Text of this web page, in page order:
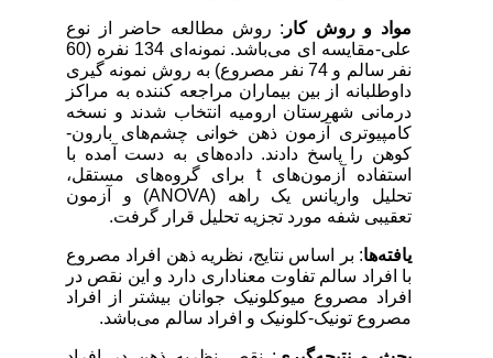
مواد و روش کار: روش مطالعه حاضر از نوع
علی-مقایسه ای می‌باشد. نمونه‌ای 134 نفره (60
نفر سالم و 74 نفر مصروع) به روش نمونه گیری
داوطلبانه از بین بیماران مراجعه کننده به مراکز
درمانی شهرستان ارومیه انتخاب شدند و نسخه
کامپیوتری آزمون ذهن خوانی چشم‌های بارون-
کوهن را پاسخ دادند. داده‌های به دست آمده با
استفاده آزمون‌هایt برای گروه‌های مستقل،
تحلیل واریانس یک راهه (
ANOVA) و آزمون
تعقیبی شفه مورد تجزیه تحلیل قرار گرفت.
یافته‌ها: بر اساس نتایج، نظریه ذهن افراد مصروع
با افراد سالم تفاوت معناداری دارد و این نقص در
افراد مصروع میوکلونیک جوانان بیشتر از افراد
مصروع تونیک-کلونیک و افراد سالم می‌باشد.